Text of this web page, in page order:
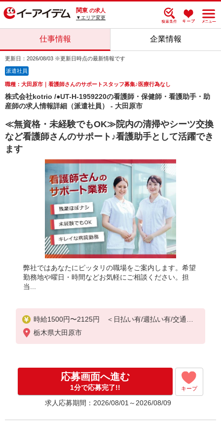
関東 の求人
▼エリア変更
仕事情報 企業情報
更新日：2026/08/03 ※更新日時点の最新情報です
派遣社員
職種：大田原市｜看護師さんのサポートスタッフ募集♪医療行為なし
株式会社kotrio /●UT-H-1959220の看護師・保健師・看護助手・助
産師の求人情報詳細（派遣社員） - 大田原市
≪無資格・未経験でもOK≫院内の清掃やシーツ交換
など看護師さんのサポート♪看護助手として活躍でき
ます
弊社ではあなたにピッタリの職場をご案内します。希望
勤務地や曜日・時間などお気軽にご相談ください。担
当...
時給1500円〜2125円 ＜日払い有/週払い有/交通費
全支給(ガソリン代含む)＞
栃木県大田原市
応募画面へ進む
1分で応募完了!! キープ
求人応募期間：2026/08/01～2026/08/09